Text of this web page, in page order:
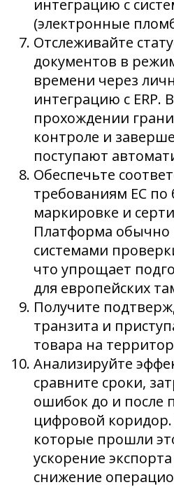
интеграцию с
(электронные
Отслеживайте
документов в
времени через
интеграцию с ERP.
прохождении
контроле и
поступают
Обеспечьте
требованиям ЕС по
маркировке и
Платформа обычно
системами
что упрощает
для европейских
Получите
транзита и
товара на
Анализируйте
сравните сроки,
ошибок до и после
цифровой
которые прошли
ускорение
снижение